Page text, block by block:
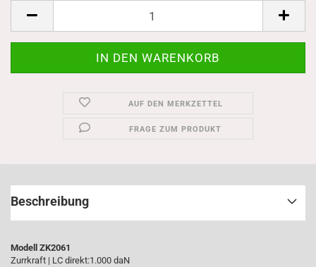
AUF DEN MERKZETTEL
FRAGE ZUM PRODUKT
Beschreibung
Modell ZK2061
Zurrkraft | LC direkt:1.000 daN